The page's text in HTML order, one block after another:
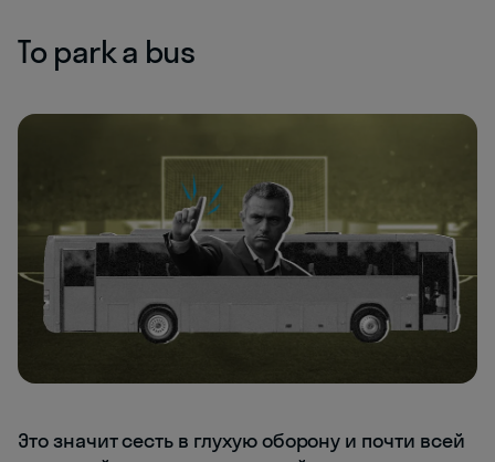
To park a bus
Это значит сесть в глухую оборону и почти всей